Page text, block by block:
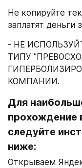
Не копируйте
заплатят деньги
- НЕ
ТИПУ
КОМПАНИИ.
Для
прохождение
следуйте
ниже:
Открываем